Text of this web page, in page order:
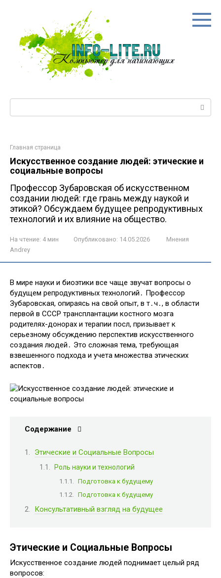
Главная страница
Искусственное создание людей: этические и
социальные вопросы
Профессор Зубаровская об искусственном
создании людей: где грань между наукой и
этикой? Обсуждаем будущее репродуктивных
технологий и их влияние на общество.
На чтение: 4 мин Опубликовано: 14.05.2026
Мнения
Andrey
В мире науки и биоэтики все чаще звучат вопросы о
будущем репродуктивных технологий․ Профессор
Зубаровская, опираясь на свой опыт, в т․ч․, в области
первой в СССР трансплантации костного мозга
родителях-донорах и терапии посл, призывает к
серьезному обсуждению перспектив искусственного
создания людей․ Это сложная тема, требующая
взвешенного подхода и учета множества этических
аспектов․
Содержание
Этические и Социальные Вопросы
Роль науки и технологий
Подготовка к будущему
Подготовка к будущему
Консультативный взгляд на будущее
Этические и Социальные Вопросы
Искусственное создание людей поднимает целый ряд
вопросов: